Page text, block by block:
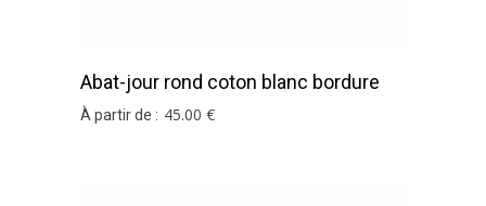
Abat-jour rond coton blanc bordure
gris souris
À partir de : 45.00 €